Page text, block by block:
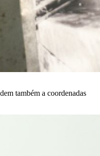
também a coordenadas